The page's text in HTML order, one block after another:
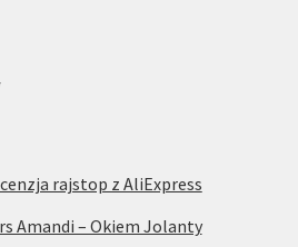
rajstop z AliExpress
Amandi – Okiem Jolanty